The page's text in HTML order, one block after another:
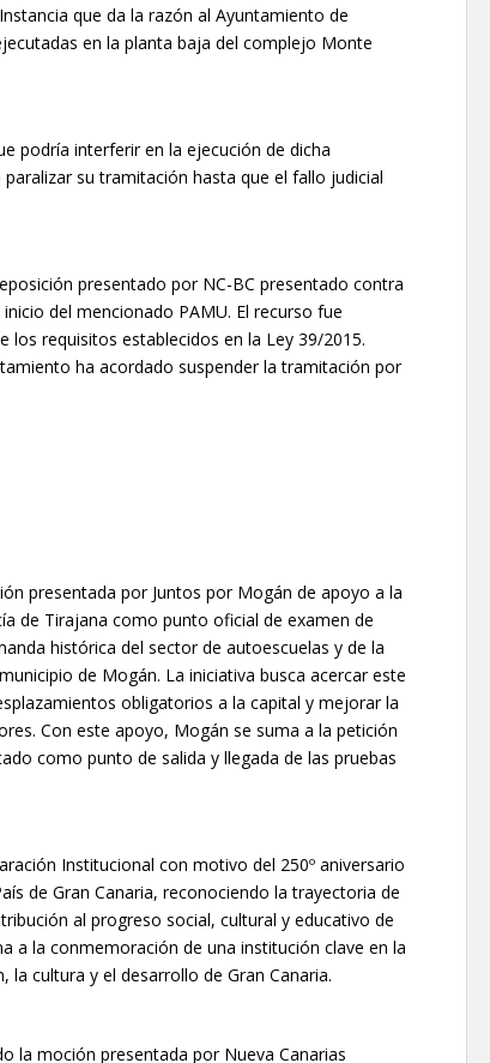
que da la razón al Ayuntamiento de
en la planta baja del complejo Monte
podría interferir en la ejecución de dicha
su tramitación hasta que el fallo judicial
presentado por NC-BC presentado contra
del mencionado PAMU. El recurso fue
requisitos establecidos en la Ley 39/2015.
ha acordado suspender la tramitación por
presentada por Juntos por Mogán de apoyo a la
de Tirajana como punto oficial de examen de
histórica del sector de autoescuelas y de la
de Mogán. La iniciativa busca acercar este
obligatorios a la capital y mejorar la
Con este apoyo, Mogán se suma a la petición
como punto de salida y llegada de las pruebas
Institucional con motivo del 250º aniversario
de Gran Canaria, reconociendo la trayectoria de
al progreso social, cultural y educativo de
a la conmemoración de una institución clave en la
cultura y el desarrollo de Gran Canaria.
la moción presentada por Nueva Canarias